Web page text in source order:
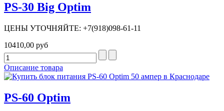
PS-30 Big Optim
ЦЕНЫ УТОЧНЯЙТЕ: +7(918)098-61-11
10410,00 руб
Описание товара
PS-60 Optim